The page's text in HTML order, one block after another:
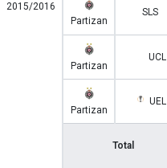
2015/2016
Partizan
SLS
Partizan
UCL
Partizan
UEL
Total